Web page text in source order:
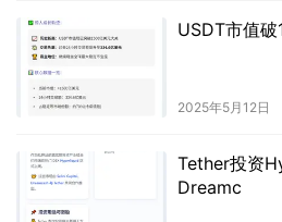
USDT市值
2025年5月12日
Tether投资
Dreamc